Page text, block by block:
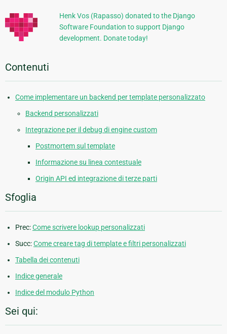
Henk Vos (Rapasso) donated to the Django
Software Foundation to support Django
development. Donate today!
Contenuti
Come implementare un backend per template personalizzato
Backend personalizzati
Integrazione per il debug di engine custom
Postmortem sul template
Informazione su linea contestuale
Origin API ed integrazione di terze parti
Sfoglia
Prec:Come scrivere lookup personalizzati
Succ:Come creare tag di template e filtri personalizzati
Tabella dei contenuti
Indice generale
Indice del modulo Python
Sei qui: